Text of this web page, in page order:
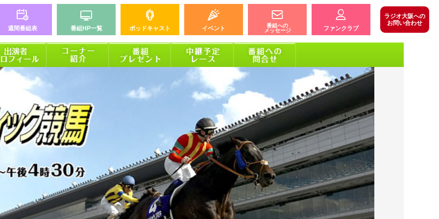
週間番組表 番組HP一覧 ポッドキャスト イベント
番組への
メッセージ
ファンクラブ
ラジオ大阪への
お問い合わせ